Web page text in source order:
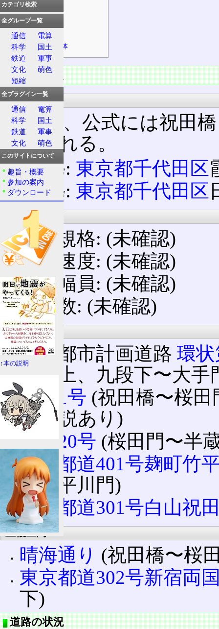
主なトンネル
主な峠
並行する鉄道
経由する自治体
道路の情報
起点・終点
起点は、公式には祝田
ともされる。
起点 : 東京都千代田区
終点
: 東京都千代田区
設計諸元
構造規格: (未確認)
設計速度: (未確認)
道路幅員: (未確認)
車線数: (未確認)
法定路線名
東京都市計画道路 環
段坂上、九段下〜大手
国道1号 (祝田橋〜桜
ない説あり)
国道20号 (桜田門〜半
東京都道401号麹町竹
下〜平川門)
東京都道301号白山祝
重複区間
晴海通り (祝田橋〜桜
東京都道302号新宿両
下)
道路の状況
カテゴリ検索
全グループ一覧
通信
電算
科学
国土
鉄道
軍事
文化
萌色
短縮
全プラグイン一覧
通信
電算
科学
国土
鉄道
軍事
文化
萌色
このサイトについて
趣旨・概要
参加の案内
ダウンロード
↑本の説明